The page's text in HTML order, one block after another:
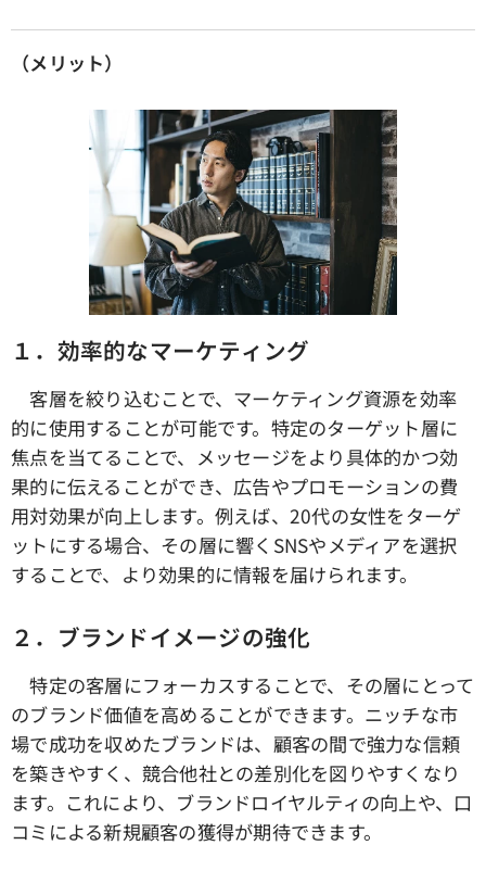
（メリット）
１．効率的なマーケティング
客層を絞り込むことで、マーケティング資源を効率
的に使用することが可能です。特定のターゲット層に
焦点を当てることで、メッセージをより具体的かつ効
果的に伝えることができ、広告やプロモーションの費
用対効果が向上します。例えば、20代の女性をターゲ
ットにする場合、その層に響くSNSやメディアを選択
することで、より効果的に情報を届けられます。
２．ブランドイメージの強化
特定の客層にフォーカスすることで、その層にとって
のブランド価値を高めることができます。ニッチな市
場で成功を収めたブランドは、顧客の間で強力な信頼
を築きやすく、競合他社との差別化を図りやすくなり
ます。これにより、ブランドロイヤルティの向上や、口
コミによる新規顧客の獲得が期待できます。